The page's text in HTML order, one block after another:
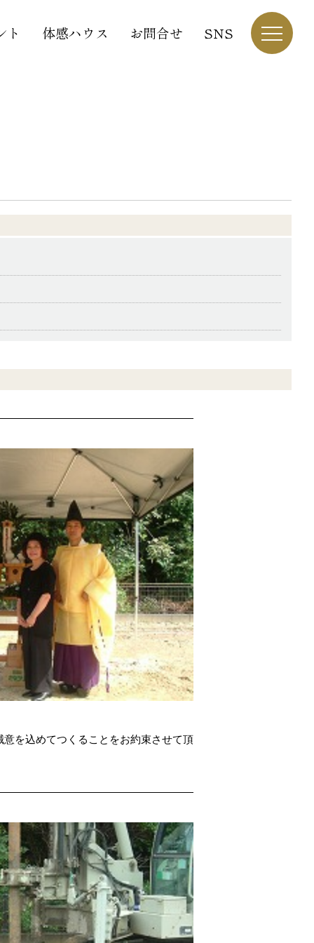
ト 体感ハウス お問合せ SNS
を込めてつくることをお約束させて頂